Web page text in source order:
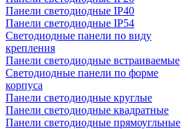
Панели светодиодные IP40
Панели светодиодные IP54
Светодиодные панели по виду
крепления
Панели светодиодные встраиваемые
Светодиодные панели по форме
корпуса
Панели светодиодные круглые
Панели светодиодные квадратные
Панели светодиодные прямоугльные